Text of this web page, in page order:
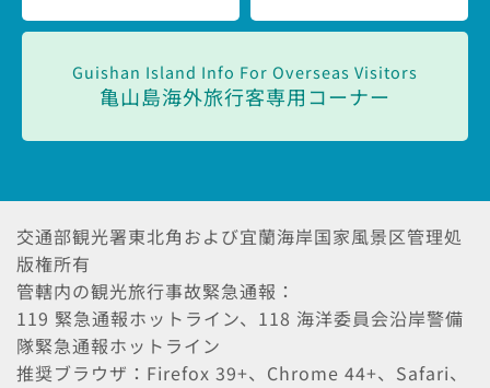
Guishan Island Info For Overseas Visitors
亀山島海外旅行客専用コーナー
交通部観光署東北角および宜蘭海岸国家風景区管理処
版権所有
管轄内の観光旅行事故緊急通報：
119 緊急通報ホットライン、118 海洋委員会沿岸警備
隊緊急通報ホットライン
推奨ブラウザ：Firefox 39+、Chrome 44+、Safari、